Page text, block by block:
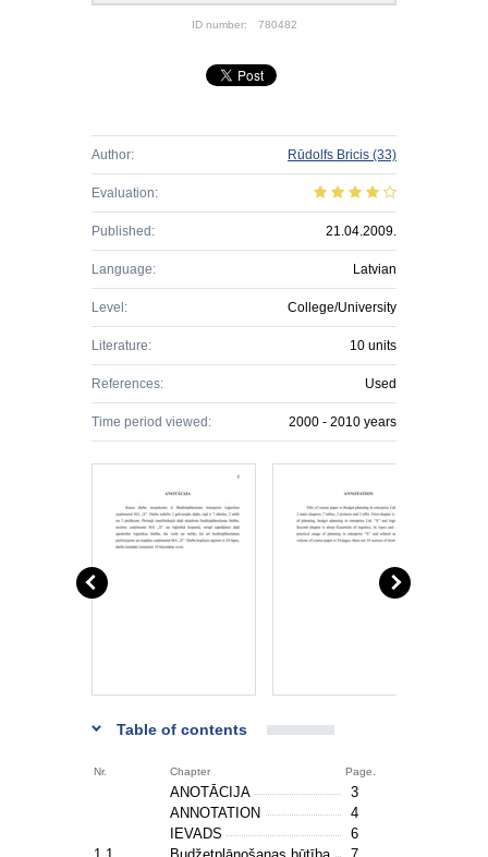
ID number: 780482
Author: Rūdolfs Bricis (33)
Evaluation:
Published: 21.04.2009.
Language: Latvian
Level: College/University
Literature: 10 units
References: Used
Time period viewed: 2000 - 2010 years
Table of contents
Nr. Chapter Page.
ANOTĀCIJA
3
ANNOTATION
4
IEVADS
6